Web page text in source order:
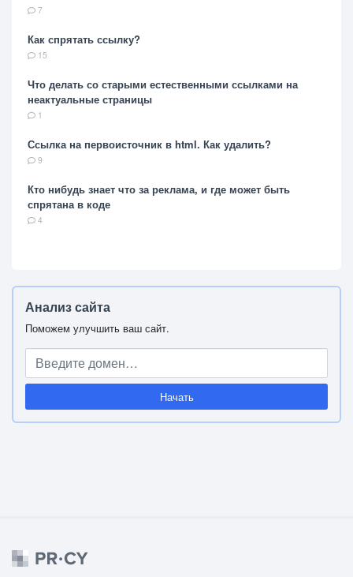
7
Как спрятать ссылку?
15
Что делать со старыми естественными ссылками на
неактуальные страницы
1
Ссылка на первоисточник в html. Как удалить?
9
Кто нибудь знает что за реклама, и где может быть
спрятана в коде
4
Анализ сайта
Поможем улучшить ваш сайт.
Начать